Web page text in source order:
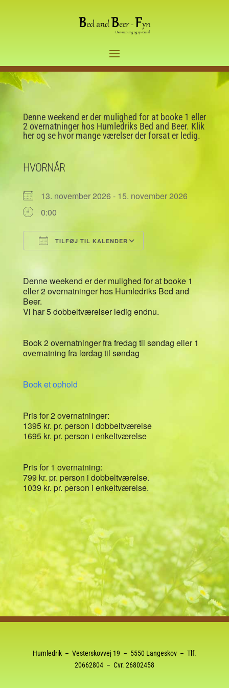
Denne weekend er der mulighed for at booke 1 eller
2 overnatninger hos Humledriks Bed and Beer. Klik
her og se hvor mange værelser der forsat er ledig.
HVORNÅR
13. november 2026 - 15. november 2026
0:00
TILFØJ TIL KALENDER
Denne weekend er der mulighed for at booke 1
eller 2 overnatninger hos Humledriks Bed and
Beer.
Vi har 5 dobbeltværelser ledig endnu.
Book 2 overnatninger fra fredag til søndag eller 1
overnatning fra lørdag til søndag
Book et ophold
Pris for 2 overnatninger:
1395 kr. pr. person i dobbeltværelse
1695 kr. pr. person i enkeltværelse
Pris for 1 overnatning:
799 kr. pr. person i dobbeltværelse.
1039 kr. pr. person i enkeltværelse.
Humledrik – Vesterskovvej 19 – 5550 Langeskov – Tlf.
20662804– Cvr. 26802458